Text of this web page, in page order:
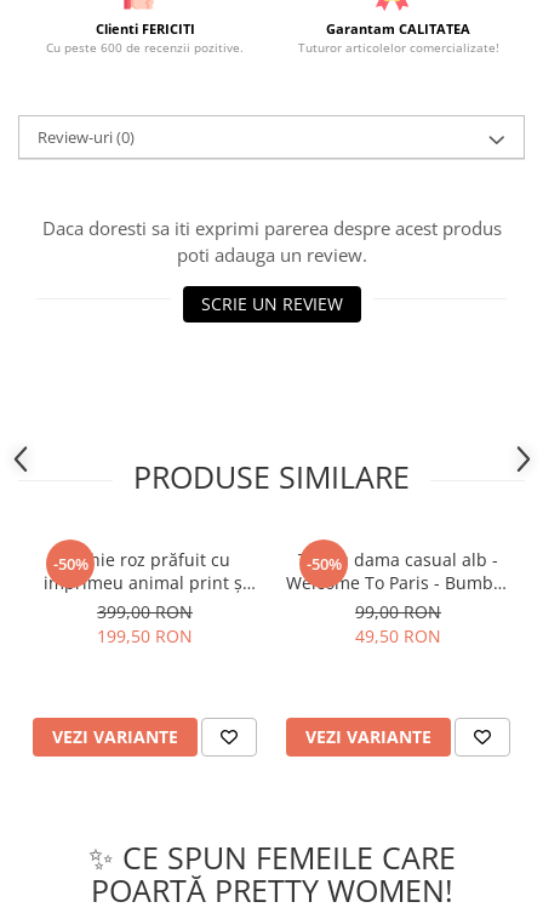
Clienti FERICITI
Cu peste 600 de recenzii pozitive.
Garantam CALITATEA
Tuturor articolelor comercializate!
Review-uri(0)
Daca doresti sa iti exprimi parerea despre acest produs
poti adauga un review.
SCRIE UN REVIEW
PRODUSE SIMILARE
-50%
Rochie roz prăfuit cu
imprimeu animal print și
curea
399,00 RON
199,50 RON
VEZI VARIANTE
-50%
Tricou dama casual alb -
Welcome To Paris - Bumbac
Organic
99,00 RON
49,50 RON
VEZI VARIANTE
✨ CE SPUN FEMEILE CARE
POARTĂ PRETTY WOMEN!